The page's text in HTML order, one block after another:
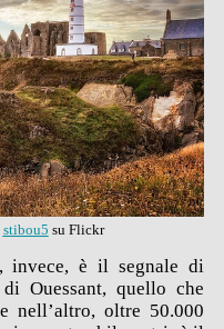
stibou5 su Flickr
invece, è il segnale di
Ouessant, quello che
nell’altro, oltre 50.000